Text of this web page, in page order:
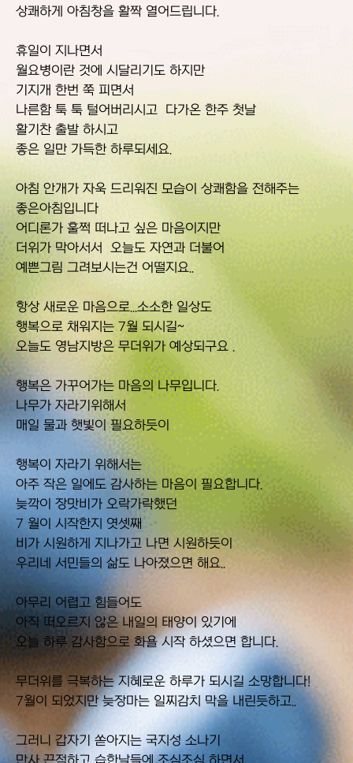
상쾌하게 아침창을 활짝 열어드립니다.
휴일이 지나면서
월요병이란 것에 시달리기도 하지만
기지개 한번 쭉 피면서
나른함 툭 툭 털어버리시고 다가온 한주 첫날
활기찬 출발 하시고
좋은 일만 가득한 하루되세요.
아침 안개가 자욱 드리워진 모습이 상쾌함을 전해주는
좋은아침입니다
어디론가 훌쩍 떠나고 싶은 마음이지만
더위가 막아서서 오늘도 자연과 더불어
예쁜그림 그려보시는건 어떨지요..
항상 새로운 마음으로...소소한 일상도
행복으로 채워지는 7월 되시길~
오늘도 영남지방은 무더위가 예상되구요 .
행복은 가꾸어가는 마음의 나무입니다.
나무가 자라기위해서
매일 물과 햇빛이 필요하듯이
행복이 자라기 위해서는
아주 작은 일에도 감사하는 마음이 필요합니다.
늦깍이 장맛비가 오락가락했던
7 월이 시작한지 엿셋째
비가 시원하게 지나가고 나면 시원하듯이
우리네 서민들의 삶도 나아졌으면 해요..
아무리 어렵고 힘들어도
아직 떠오르지 않은 내일의 태양이 있기에
오늘 하루 감사함으로 화욜 시작 하셨으면 합니다.
무더위를 극복하는 지혜로운 하루가 되시길 소망합니다!
7월이 되었지만 늦장마는 일찌감치 막을 내린듯하고..
그러니 갑자기 쏟아지는 국지성 소나기